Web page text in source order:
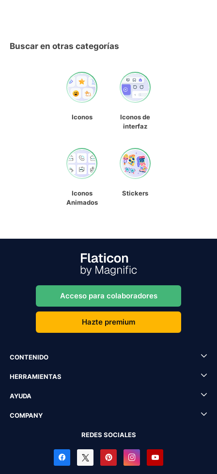
Buscar en otras categorías
Iconos
Iconos de
interfaz
Iconos
Animados
Stickers
Acceso para colaboradores
Hazte premium
CONTENIDO
HERRAMIENTAS
AYUDA
COMPANY
REDES SOCIALES